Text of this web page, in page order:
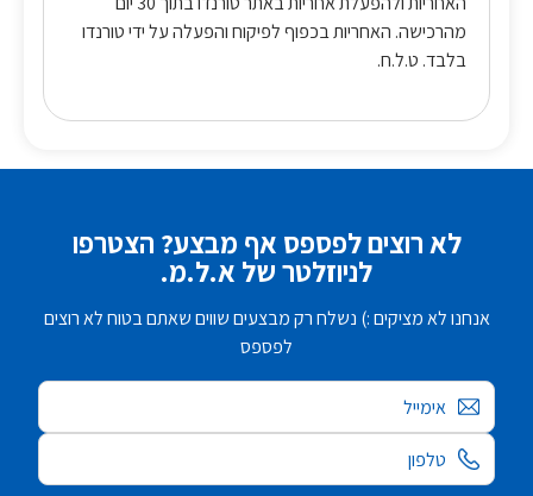
מהרכישה. האחריות בכפוף לפיקוח והפעלה על ידי טורנדו
בלבד. ט.ל.ח.
לא רוצים לפספס אף מבצע? הצטרפו
לניוזלטר של א.ל.מ.
אנחנו לא מציקים :) נשלח רק מבצעים שווים שאתם בטוח לא רוצים
לפספס
אימייל